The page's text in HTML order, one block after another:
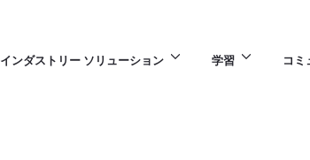
インダストリー ソリューション 学習 コミ